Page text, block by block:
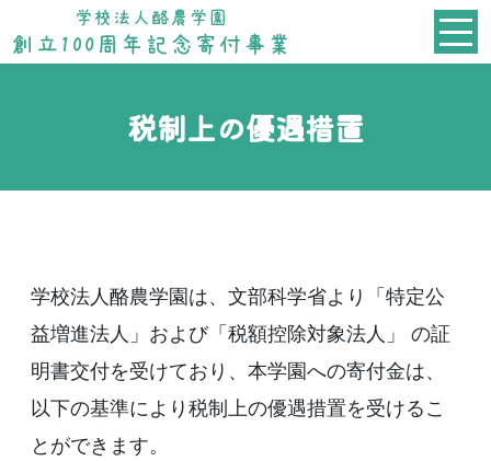
税制上の優遇措置
学校法人酪農学園は、文部科学省より「特定公
益増進法人」および「税額控除対象法人」 の証
明書交付を受けており、本学園への寄付金は、
以下の基準により税制上の優遇措置を受けるこ
とができます。